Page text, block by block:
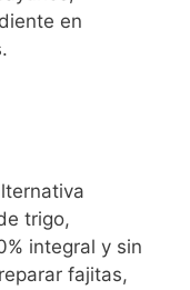
en
trigo,
integral y sin
fajitas,